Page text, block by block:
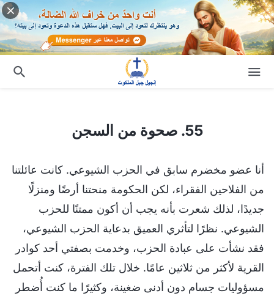
55. صحوة من السجن
أنا عضو مخضرم سابق في الحزب الشيوعي. كانت عائلتنا
من الفلاحين الفقراء، لكن الحكومة منحتنا أرضًا ومنزلًا
جديدًا، لذلك شعرت بأنه يجب أن أكون ممتنًا للحزب
الشيوعي. نظرًا لتأثري العميق بدعاية الحزب الشيوعي،
فقد نشأت على عبادة الحزب، وخدمت بصفتي أحد كوادر
القرية لأكثر من ثلاثين عامًا. خلال تلك الفترة، كنت أتحمل
مسؤوليات جسام دون أدنى ضغينة، وكثيرًا ما كنت أُضطر